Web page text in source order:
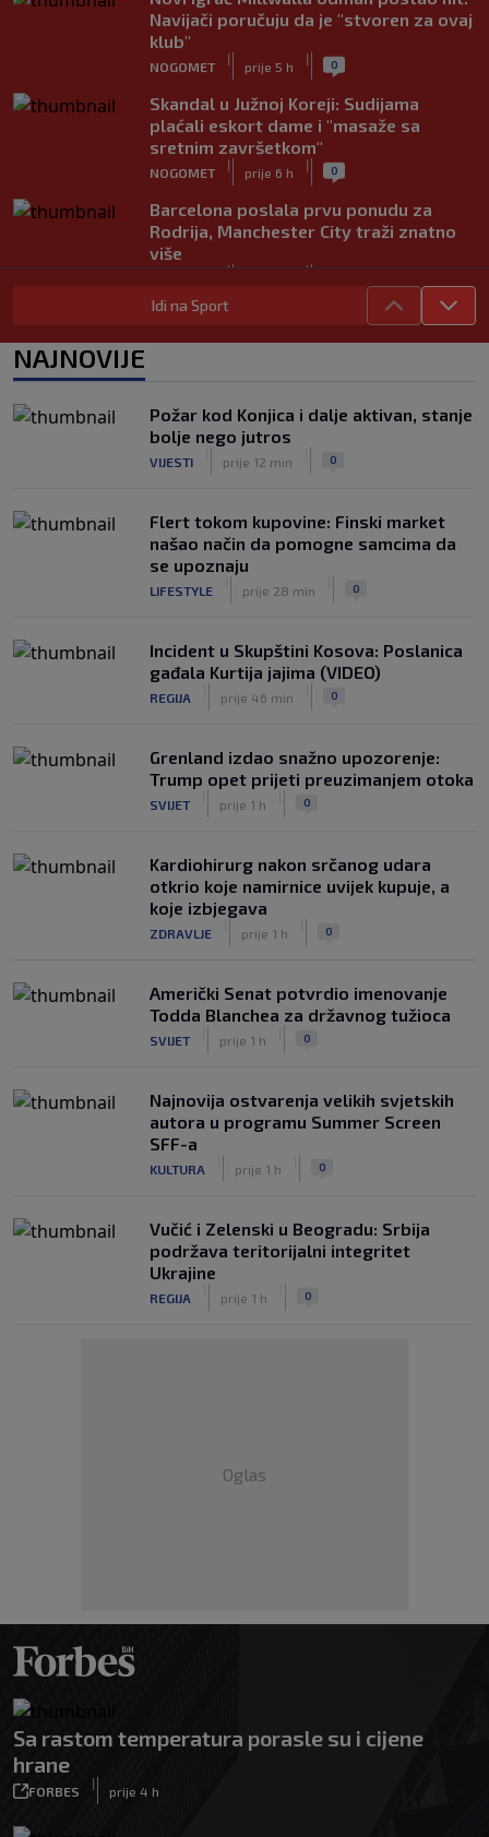
Navijači poručuju da je "stvoren za ovaj
klub"
NOGOMET
|
prije 5 h
| 0
Skandal u Južnoj Koreji: Sudijama
plaćali eskort dame i "masaže sa
sretnim završetkom"
NOGOMET
|
prije 6 h
| 0
Barcelona poslala prvu ponudu za
Rodrija, Manchester City traži znatno
više
| |
Dalić će postati najskuplji hrvatski
Otkriveno ko je bio Georginina prva
ljubav: Njihova priča ponovo postala
viralna
Idi na Sport
NAJNOVIJE
Požar kod Konjica i dalje aktivan, stanje
bolje nego jutros
VIJESTI prije 12 min 0
Flert tokom kupovine: Finski market
našao način da pomogne samcima da
se upoznaju
LIFESTYLE prije 28 min 0
Incident u Skupštini Kosova: Poslanica
gađala Kurtija jajima (VIDEO)
REGIJA prije 46 min 0
Grenland izdao snažno upozorenje:
Trump opet prijeti preuzimanjem otoka
SVIJET prije 1 h 0
Kardiohirurg nakon srčanog udara
otkrio koje namirnice uvijek kupuje, a
koje izbjegava
ZDRAVLJE prije 1 h 0
Američki Senat potvrdio imenovanje
Todda Blanchea za državnog tužioca
SVIJET prije 1 h 0
Najnovija ostvarenja velikih svjetskih
autora u programu Summer Screen
SFF-a
KULTURA prije 1 h 0
Vučić i Zelenski u Beogradu: Srbija
podržava teritorijalni integritet
Ukrajine
REGIJA prije 1 h 0
Oglas
Sa rastom temperatura porasle su i cijene
hrane
FORBES
|
prije 4 h